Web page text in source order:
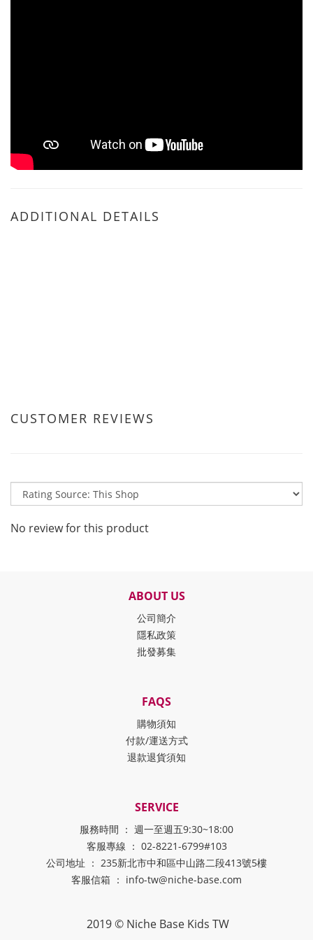
ADDITIONAL DETAILS
CUSTOMER REVIEWS
No review for this product
ABOUT US
公司簡介
隱私政策
批發募集
FAQS
購物須知
付款/運送方式
退款退貨須知
SERVICE
服務時間 ： 週一至週五9:30~18:00
客服專線 ： 02-8221-6799#103
公司地址 ： 235新北市中和區中山路二段413號5樓
客服信箱 ： info-tw@niche-base.com
2019 © Niche Base Kids TW